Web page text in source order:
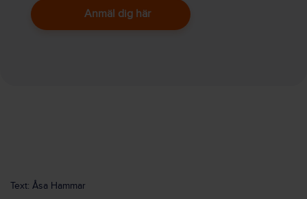
Anmäl dig här
Text: Åsa Hammar